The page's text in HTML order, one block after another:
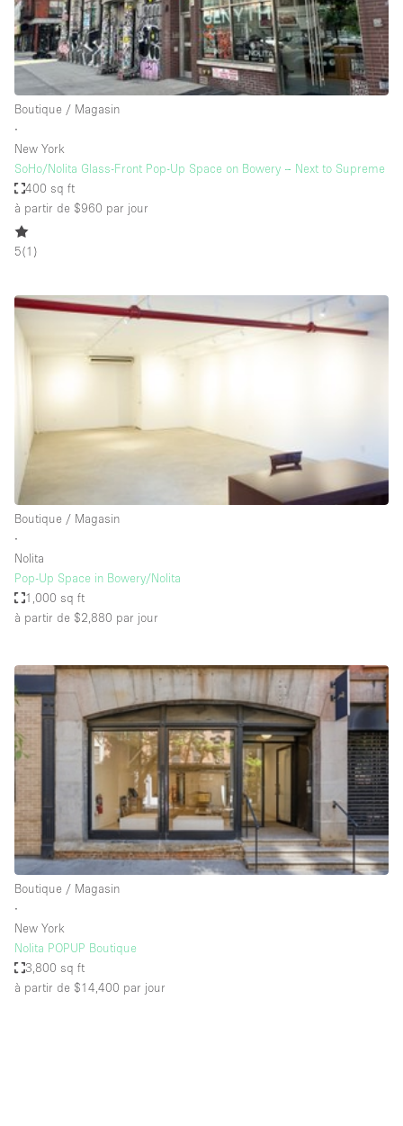
Salle
Salle de Conférence
Salle de Réunion
Salon / Festival
Studio Photo / Tournage
Étal de Marché
Accès aux handicapés
Animals Friendly
Bar
Comptoir
Cuisine
De plain-pied
Espace Avec Vue
Espace Brut
Espace Epuré / Minimaliste
Exposition Véhicules
Internet
Jardin
Licence Alcool
Lumière du Jour
Mobilier
Parking Privé
Plusieurs Pièces
Boutique / Magasin
∙
New York
SoHo/Nolita Glass-Front Pop-Up Space on Bowery – Next to Supreme
400 sq ft
à partir de $960 par jour
5(1 )
Boutique / Magasin
∙
Nolita
Pop-Up Space in Bowery/Nolita
1,000 sq ft
à partir de $2,880 par jour
Boutique / Magasin
∙
New York
Nolita POPUP Boutique
3,800 sq ft
à partir de $14,400 par jour